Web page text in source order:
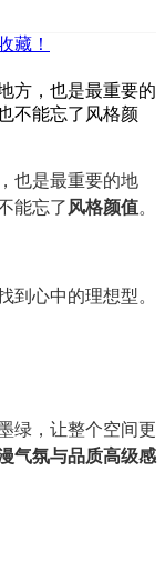
藏！
方，也是最重要的
不能忘了风格颜
也是最重要的地
能忘了 风格颜值。
到心中的理想型。
绿，让整个空间更
气氛与品质高级感